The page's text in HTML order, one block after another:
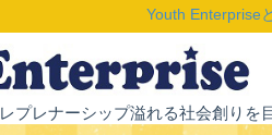
Youth Enterprise
プレナーシップ溢れる社会創り